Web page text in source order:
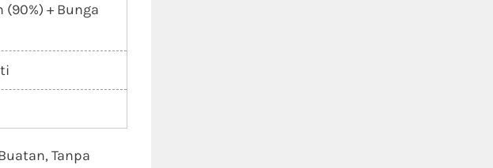
(90%) + Bunga
Tanpa